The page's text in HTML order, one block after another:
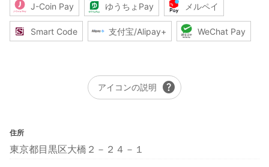
J-Coin Pay ゆうちょPay メルペイ
Smart Code 支付宝/Alipay+ WeChat Pay
アイコンの説明 help
住所
東京都目黒区大橋２－２４－１